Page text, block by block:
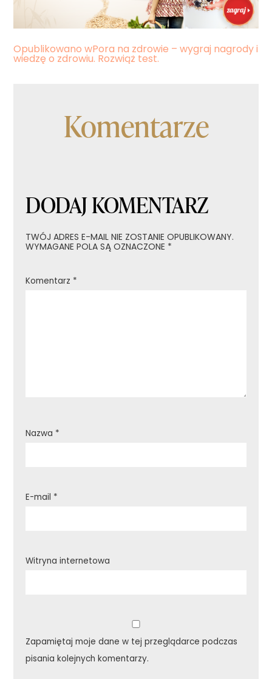
Nawigacja
Opublikowano wPora na zdrowie – wygraj nagrody i
wiedzę o zdrowiu. Rozwiąż test.
Komentarze
DODAJ KOMENTARZ
TWÓJ ADRES E-MAIL NIE ZOSTANIE OPUBLIKOWANY.
WYMAGANE POLA SĄ OZNACZONE *
Komentarz *
Nazwa *
E-mail *
Witryna internetowa
Zapamiętaj moje dane w tej przeglądarce podczas
pisania kolejnych komentarzy.